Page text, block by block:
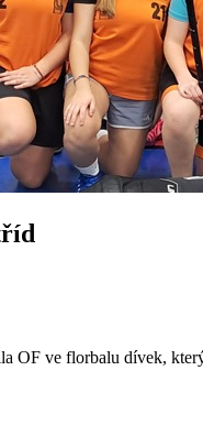
OF ve florbalu dívek,